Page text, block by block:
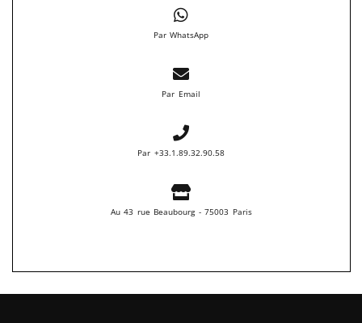
Par WhatsApp
Par Email
Par +33.1.89.32.90.58
Au 43 rue Beaubourg - 75003 Paris